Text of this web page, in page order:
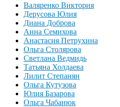
Валяренко Виктория
Дерусова Юлия
Диана Доброва
Анна Семихова
Анастасия Петрухина
Ольга Столярова
Светлана Ведмидь
Татьяна Холдаева
Лилит Степанян
Ольга Кутузова
Юлия Базарова
Ольга Чабанюк